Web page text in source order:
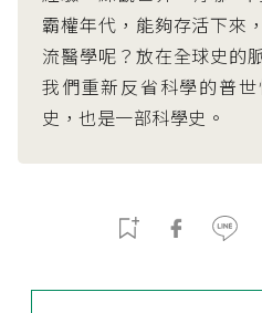
霸權年代，能夠存活下來
流醫學呢？放在全球史的
我們重新反省科學的普
史，也是一部科學史。